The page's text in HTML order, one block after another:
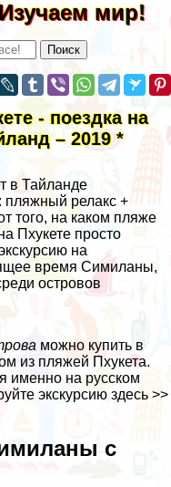
Изучаем мир!
- поездка на
– 2019 *
в Тайланде
пляжный релакс +
того, на каком пляже
Пхукете просто
на
время Симиланы,
островов
можно купить в
из пляжей Пхукета.
именно на русском
экскурсию здесь >>
с